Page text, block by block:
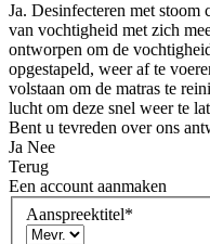
Ja. Desinfecteren met stoom
van vochtigheid met zich
ontworpen om de
opgestapeld, weer af te
volstaan om de matras te
lucht om deze snel weer te
Bent u tevreden over ons
Ja Nee
Terug
Een account aanmaken
Aanspreektitel*